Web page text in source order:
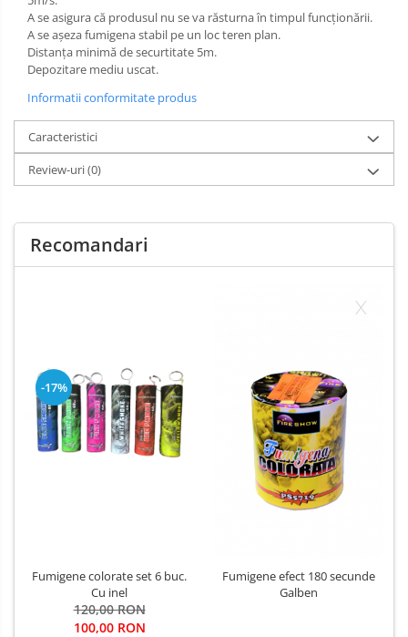
A se asigura că produsul nu se va răsturna în timpul funcționării.
A se așeza fumigena stabil pe un loc teren plan.
Distanța minimă de securtitate 5m.
Depozitare mediu uscat.
Informatii conformitate produs
Caracteristici
Review-uri(0)
Recomandari
-17%
Fumigene colorate set 6 buc.
Cu inel
120,00 RON
100,00 RON
Fumigene efect 180 secunde
Galben